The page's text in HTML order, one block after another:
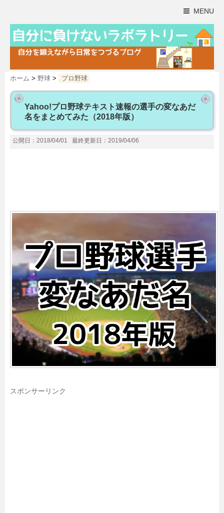
MENU
ホーム > 野球 > プロ野球
Yahoo!プロ野球テキスト速報の選手の変なあだ
名をまとめてみた（2018年版）
公開日：2018/04/01 最終更新日：2019/04/06
スポンサーリンク